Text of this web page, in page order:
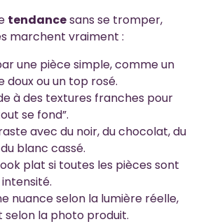
tendancesans se tromper,
marchent vraiment :
une pièce simple, comme un
doux ou un top rosé.
à des textures franches pour
se fond”.
avec du noir, du chocolat, du
blanc cassé.
plat si toutes les pièces sont
nuance selon la lumière réelle,
selon la photo produit.